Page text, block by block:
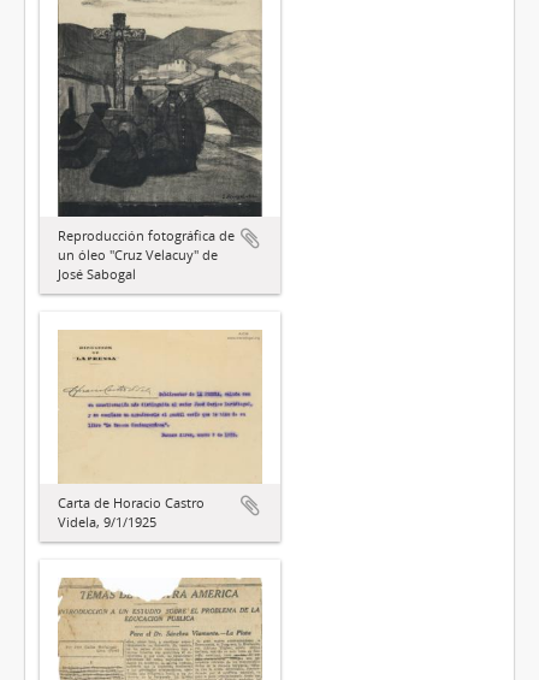
Reproducción fotográfica de
un óleo "Cruz Velacuy" de
José Sabogal
Carta de Horacio Castro
Videla, 9/1/1925